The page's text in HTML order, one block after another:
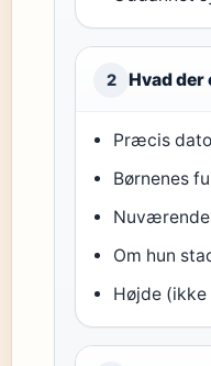
2 Hvad der
Præcis
Børnenes
Om hun
Højde